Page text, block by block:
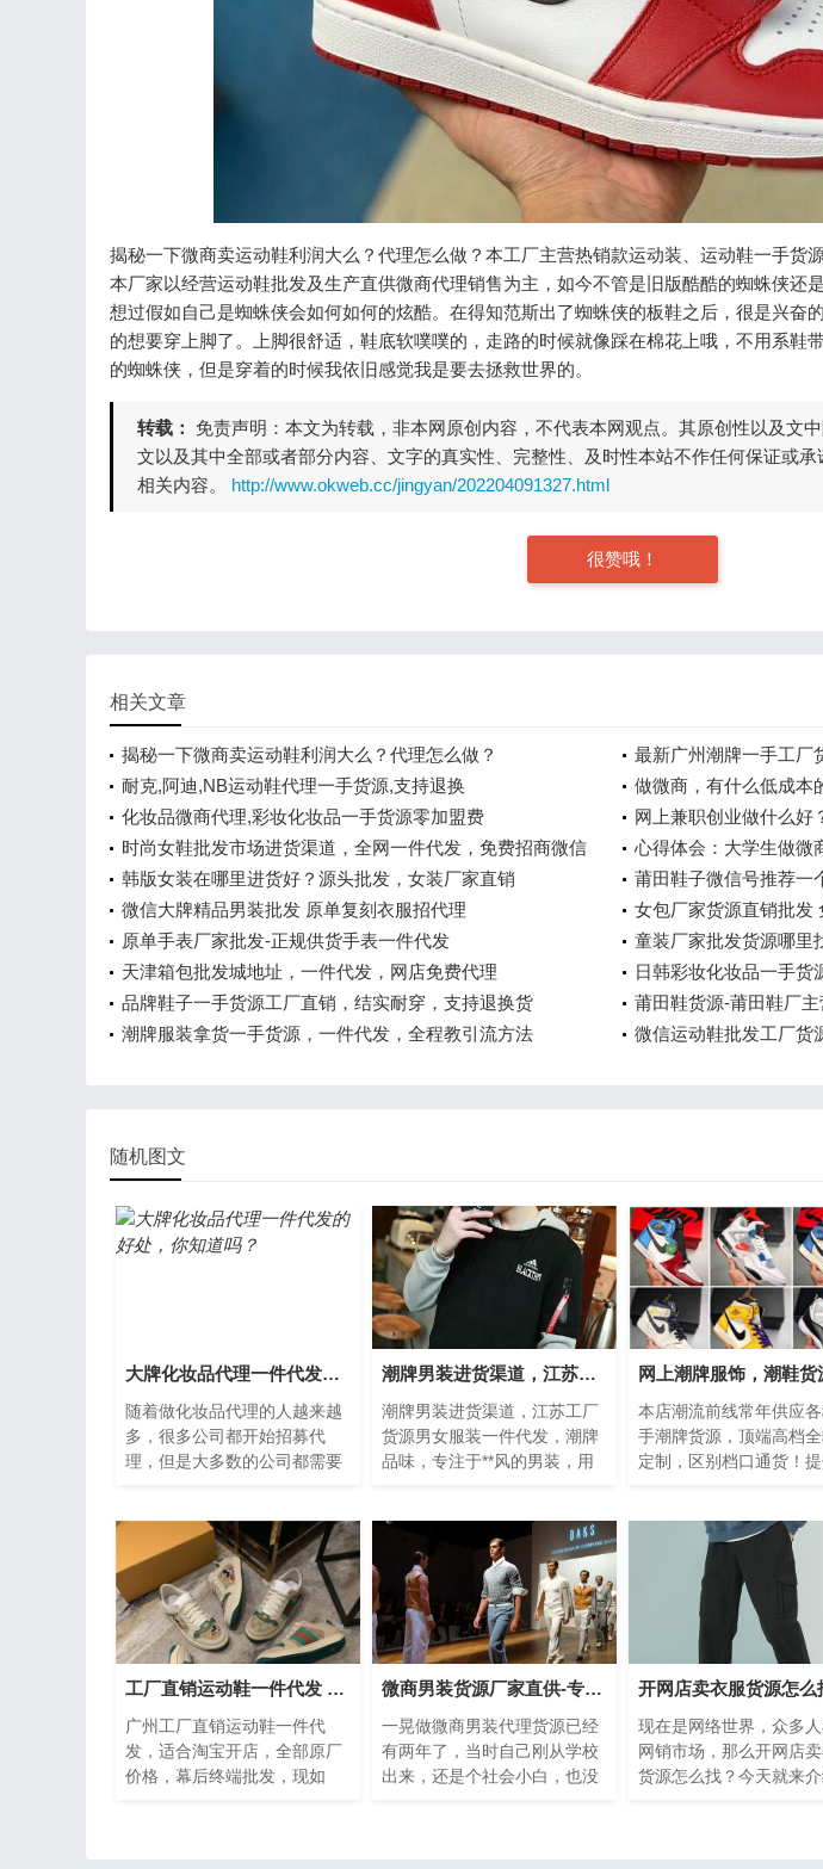
揭秘一下微商卖运动鞋利润大么？代理怎么做？本工厂主营热销款运动装、运动鞋一手货
本厂家以经营运动鞋批发及生产直供微商代理销售为主，如今不管是旧版酷酷的蜘蛛侠还
想过假如自己是蜘蛛侠会如何如何的炫酷。在得知范斯出了蜘蛛侠的板鞋之后，很是兴奋
的想要穿上脚了。上脚很舒适，鞋底软噗噗的，走路的时候就像踩在棉花上哦，不用系鞋
的蜘蛛侠，但是穿着的时候我依旧感觉我是要去拯救世界的。
转载： 免责声明：本文为转载，非本网原创内容，不代表本网观点。其原创性以及文
文以及其中全部或者部分内容、文字的真实性、完整性、及时性本站不作任何保证或
相关内容。 http://www.okweb.cc/jingyan/202204091327.html
很赞哦！
相关文章
揭秘一下微商卖运动鞋利润大么？代理怎么做？
最新广州潮牌一手工厂
耐克,阿迪,NB运动鞋代理一手货源,支持退换
做微商，有什么低成本
化妆品微商代理,彩妆化妆品一手货源零加盟费
网上兼职创业做什么好
销
时尚女鞋批发市场进货渠道，全网一件代发，免费招商微信
代理
心得体会：大学生做微
韩版女装在哪里进货好？源头批发，女装厂家直销
莆田鞋子微信号推荐一
微信大牌精品男装批发 原单复刻衣服招代理
女包厂家货源直销批发
原单手表厂家批发-正规供货手表一件代发
童装厂家批发货源哪里
天津箱包批发城地址，一件代发，网店免费代理
日韩彩妆化妆品一手货
品牌鞋子一手货源工厂直销，结实耐穿，支持退换货
莆田鞋货源-莆田鞋厂
潮牌服装拿货一手货源，一件代发，全程教引流方法
微信运动鞋批发工厂货
随机图文
大牌化妆品代理一件代发的好处，你知道吗？
随着做化妆品代理的人越来越
多，很多公司都开始招募代
理，但是大多数的公司都需要
潮牌男装进货渠道，江苏工厂男女服装一件代发
潮牌男装进货渠道，江苏工厂
货源男女服装一件代发，潮牌
品味，专注于**风的男装，用
本店潮流前线常年供应
手潮牌货源，顶端高档
定制，区别档口通货！
工厂直销运动鞋一件代发 幕后终端批发
广州工厂直销运动鞋一件代
发，适合淘宝开店，全部原厂
价格，幕后终端批发，现如
微商男装货源厂家直供-专业团队带你创业
一晃做微商男装代理货源已经
有两年了，当时自己刚从学校
出来，还是个社会小白，也没
现在是网络世界，众多
网销市场，那么开网店
货源怎么找？今天就来